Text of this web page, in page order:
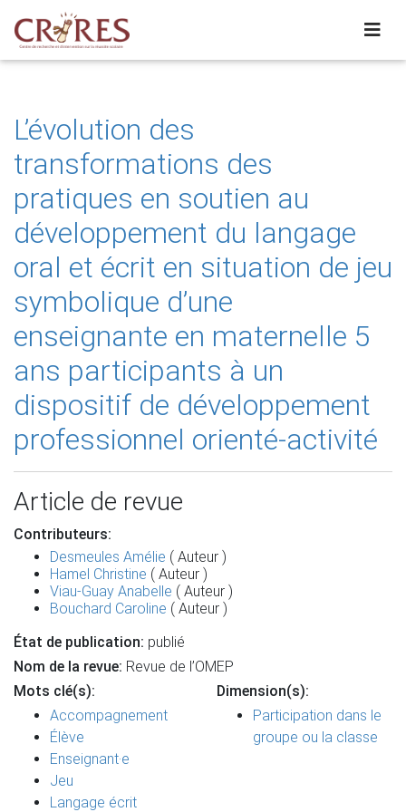
L’évolution des
transformations des
pratiques en soutien au
développement du langage
oral et écrit en situation de jeu
symbolique d’une
enseignante en maternelle 5
ans participants à un
dispositif de développement
professionnel orienté-activité
Article de revue
Contributeurs:
Desmeules Amélie ( Auteur )
Hamel Christine ( Auteur )
Viau-Guay Anabelle ( Auteur )
Bouchard Caroline ( Auteur )
État de publication: publié
Nom de la revue: Revue de l’OMEP
Mots clé(s):
Accompagnement
Élève
Enseignant·e
Jeu
Langage écrit
Dimension(s):
Participation dans le
groupe ou la classe